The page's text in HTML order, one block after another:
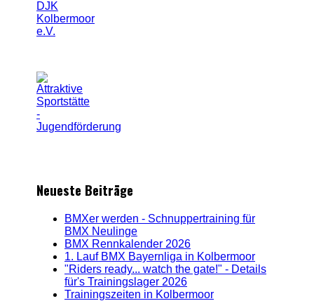
Neueste Beiträge
BMXer werden - Schnuppertraining für
BMX Neulinge
BMX Rennkalender 2026
1. Lauf BMX Bayernliga in Kolbermoor
"Riders ready... watch the gate!" - Details
für's Trainingslager 2026
Trainingszeiten in Kolbermoor